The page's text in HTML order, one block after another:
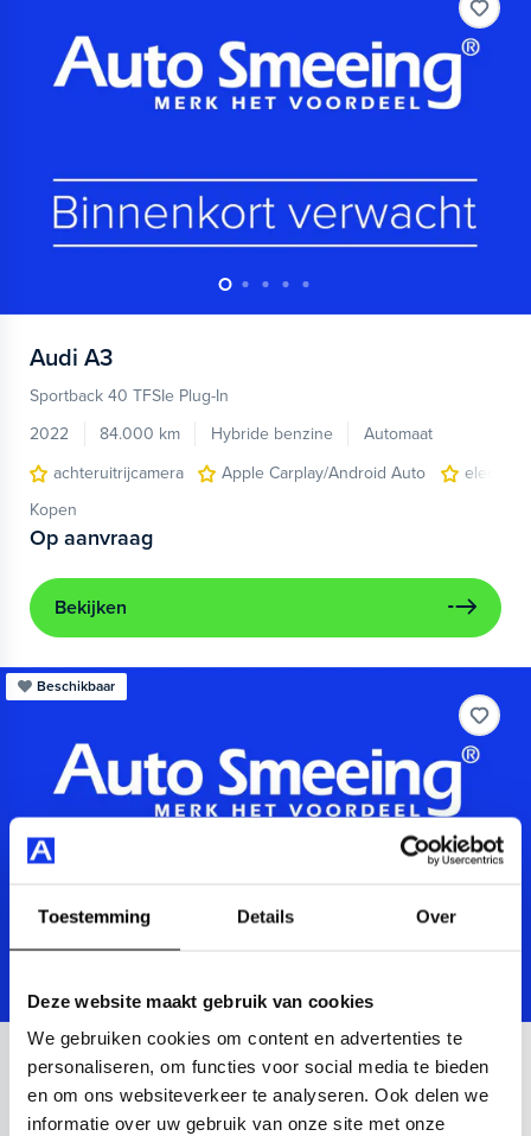
Toestemming Details Over
Deze website maakt gebruik van cookies
We gebruiken cookies om content en advertenties te
personaliseren, om functies voor social media te bieden
en om ons websiteverkeer te analyseren. Ook delen we
informatie over uw gebruik van onze site met onze
Audi A3
Sportback 40 TFSIe Plug-In
2022
84.000 km Hybride benzine
Automaat
achteruitrijcamera
Apple Carplay/Android Auto
Kopen
Op aanvraag
Bekijken
Beschikbaar
Audi A3
Sportback 40 TFSIe Advanced